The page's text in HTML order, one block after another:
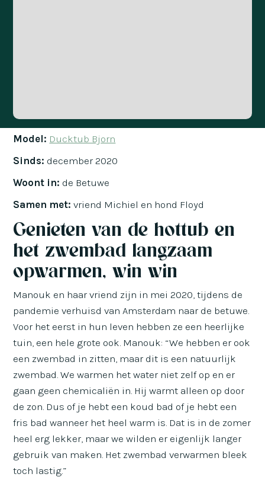
Model: Ducktub Bjorn
Sinds: december 2020
Woont in: de Betuwe
Samen met: vriend Michiel en hond Floyd
Genieten van de hottub en
het zwembad langzaam
opwarmen, win win
Manouk en haar vriend zijn in mei 2020, tijdens de
pandemie verhuisd van Amsterdam naar de betuwe.
Voor het eerst in hun leven hebben ze een heerlijke
tuin, een hele grote ook. Manouk: “We hebben er ook
een zwembad in zitten, maar dit is een natuurlijk
zwembad. We warmen het water niet zelf op en er
gaan geen chemicaliën in. Hij warmt alleen op door
de zon. Dus of je hebt een koud bad of je hebt een
fris bad wanneer het heel warm is. Dat is in de zomer
heel erg lekker, maar we wilden er eigenlijk langer
gebruik van maken. Het zwembad verwarmen bleek
toch lastig.”